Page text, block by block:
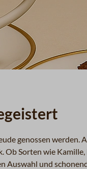
genossen
Ob Sorten wie
Auswahl und